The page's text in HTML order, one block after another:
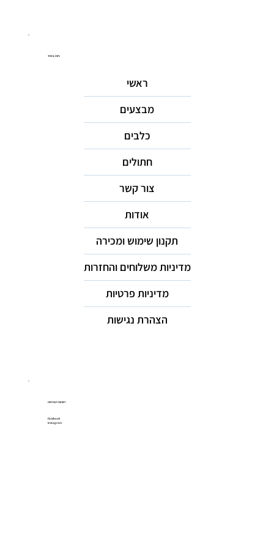
ניווט באתר
ראשי
מבצעים
כלבים
חתולים
צור קשר
אודות
תקנון שימוש ומכירה
מדיניות משלוחים והחזרות
מדיניות פרטיות
הצהרת נגישות
רשתות חברתיות
Facebook
Instagram